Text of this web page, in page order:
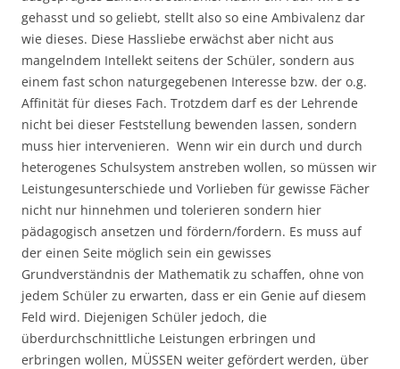
gehasst und so geliebt, stellt also so eine Ambivalenz dar
wie dieses. Diese Hassliebe erwächst aber nicht aus
mangelndem Intellekt seitens der Schüler, sondern aus
einem fast schon naturgegebenen Interesse bzw. der o.g.
Affinität für dieses Fach. Trotzdem darf es der Lehrende
nicht bei dieser Feststellung bewenden lassen, sondern
muss hier intervenieren. Wenn wir ein durch und durch
heterogenes Schulsystem anstreben wollen, so müssen wir
Leistungesunterschiede und Vorlieben für gewisse Fächer
nicht nur hinnehmen und tolerieren sondern hier
pädagogisch ansetzen und fördern/fordern. Es muss auf
der einen Seite möglich sein ein gewisses
Grundverständnis der Mathematik zu schaffen, ohne von
jedem Schüler zu erwarten, dass er ein Genie auf diesem
Feld wird. Diejenigen Schüler jedoch, die
überdurchschnittliche Leistungen erbringen und
erbringen wollen, MÜSSEN weiter gefördert werden, über